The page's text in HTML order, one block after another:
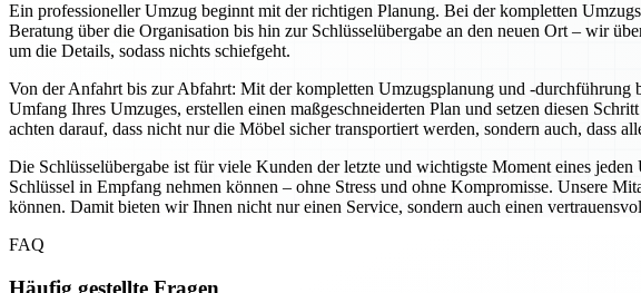
Ein professioneller Umzug beginnt mit der richtigen Planung. Bei der kompletten
Beratung über die Organisation bis hin zur Schlüsselübergabe an den neuen Ort – wir
um die Details, sodass nichts schiefgeht.
Von der Anfahrt bis zur Abfahrt: Mit der kompletten Umzugsplanung und -durchführung
Umfang Ihres Umzuges, erstellen einen maßgeschneiderten Plan und setzen diesen
achten darauf, dass nicht nur die Möbel sicher transportiert werden, sondern auch, dass
Die Schlüsselübergabe ist für viele Kunden der letzte und wichtigste Moment eines
Schlüssel in Empfang nehmen können – ohne Stress und ohne Kompromisse. Unsere
können. Damit bieten wir Ihnen nicht nur einen Service, sondern auch einen
FAQ
Häufig gestellte Fragen